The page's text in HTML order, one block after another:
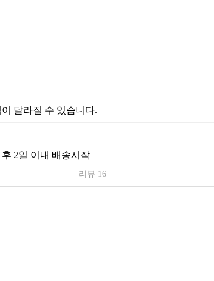
달라질 수 있습니다.
2일 이내 배송시작
리뷰 16